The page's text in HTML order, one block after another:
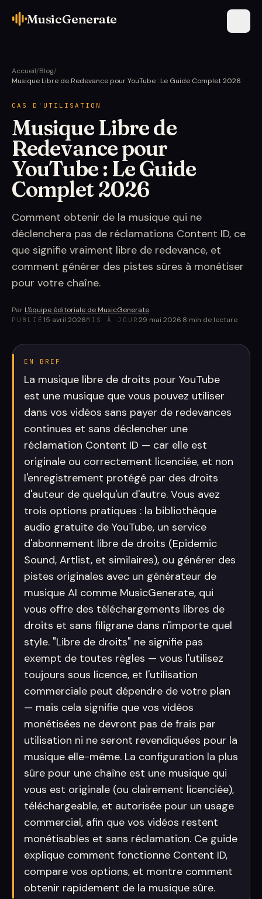
MusicGenerate
Accueil/Blog/
Musique Libre de Redevance pour YouTube : Le Guide Complet 2026
CAS D'UTILISATION
Musique Libre de
Redevance pour
YouTube : Le Guide
Complet 2026
Comment obtenir de la musique qui ne
déclenchera pas de réclamations Content ID, ce
que signifie vraiment libre de redevance, et
comment générer des pistes sûres à monétiser
pour votre chaîne.
Par L'équipe éditoriale de MusicGenerate·
PUBLIÉ 15 avril 2026MIS À JOUR 29 mai 2026·8 min de lecture
EN BREF
La musique libre de droits pour YouTube
est une musique que vous pouvez utiliser
dans vos vidéos sans payer de redevances
continues et sans déclencher une
réclamation Content ID — car elle est
originale ou correctement licenciée, et non
l'enregistrement protégé par des droits
d'auteur de quelqu'un d'autre. Vous avez
trois options pratiques : la bibliothèque
audio gratuite de YouTube, un service
d'abonnement libre de droits (Epidemic
Sound, Artlist, et similaires), ou générer des
pistes originales avec un générateur de
musique AI comme MusicGenerate, qui
vous offre des téléchargements libres de
droits et sans filigrane dans n'importe quel
style. "Libre de droits" ne signifie pas
exempt de toutes règles — vous l'utilisez
toujours sous licence, et l'utilisation
commerciale peut dépendre de votre plan
— mais cela signifie que vos vidéos
monétisées ne devront pas de frais par
utilisation ni ne seront revendiquées pour la
musique elle-même. La configuration la plus
sûre pour une chaîne est une musique qui
vous est originale (ou clairement licenciée),
téléchargeable, et autorisée pour un usage
commercial, afin que vos vidéos restent
monétisables et sans réclamation. Ce guide
explique comment fonctionne Content ID,
compare vos options, et montre comment
obtenir rapidement de la musique sûre.